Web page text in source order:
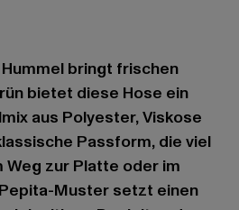
bringt frischen
bietet diese Hose ein
aus Polyester, Viskose
Passform, die viel
zur Platte oder im
Muster setzt einen